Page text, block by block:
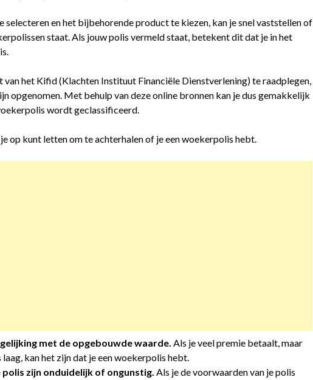
selecteren en het bijbehorende product te kiezen, kan je snel vaststellen of
staat. Als jouw polis vermeld staat, betekent dit dat je in het
het Kifid (Klachten Instituut Financiële Dienstverlening) te raadplegen,
opgenomen. Met behulp van deze online bronnen kan je dus gemakkelijk
wordt geclassificeerd.
op kunt letten om te achterhalen of je een woekerpolis hebt.
met de opgebouwde waarde. Als je veel premie betaalt, maar
kan het zijn dat je een woekerpolis hebt.
zijn onduidelijk of ongunstig. Als je de voorwaarden van je polis